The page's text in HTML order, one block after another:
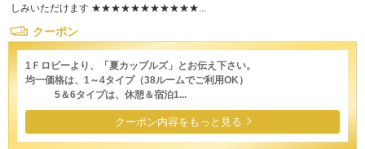
しみいただけます ★★★★★★★★★★★...
クーポン
1Ｆロビーより、「夏カップルズ」とお伝え下さい。
均一価格は、1～4タイプ（38ルームでご利用OK）
5＆6タイプは、休憩＆宿泊1...
クーポン内容をもっと見る